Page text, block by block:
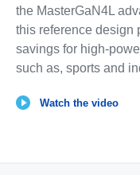
the MasterGaN4L
this reference design
savings for high-
such as, sports and
Watch the video